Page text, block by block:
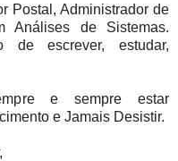
Postal, Administrador de
Análises de Sistemas.
de escrever, estudar,
e sempre estar
e Jamais Desistir.